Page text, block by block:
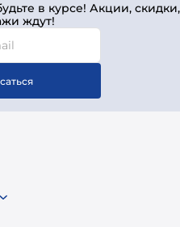
в курсе! Акции, скидки,
ждут!